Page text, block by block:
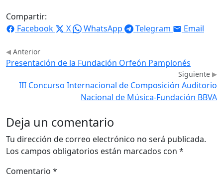
Compartir:
Facebook
X WhatsApp Telegram Email
Anterior
Presentación de la Fundación Orfeón Pamplonés
Siguiente
III Concurso Internacional de Composición Auditorio
Nacional de Música-Fundación BBVA
Deja un comentario
Tu dirección de correo electrónico no será publicada.
Los campos obligatorios están marcados con *
Comentario *